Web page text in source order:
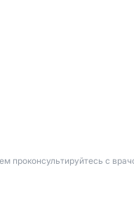
проконсультируйтесь с